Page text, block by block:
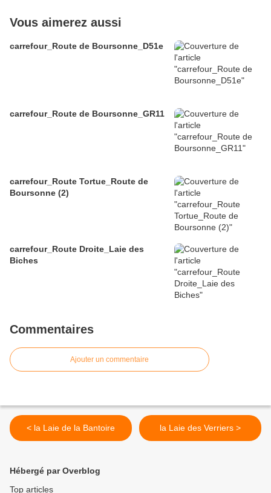
Vous aimerez aussi
carrefour_Route de Boursonne_D51e
carrefour_Route de Boursonne_GR11
carrefour_Route Tortue_Route de
Boursonne (2)
carrefour_Route Droite_Laie des
Biches
Commentaires
Ajouter un commentaire
< la Laie de la Bantoire la Laie des Verriers >
Hébergé par Overblog
Top articles